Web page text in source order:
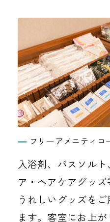
フリーアメニティコ
入浴剤、バスソル
ア・ヘアケアグッ
うれしいグッズを
ます。客室にお上